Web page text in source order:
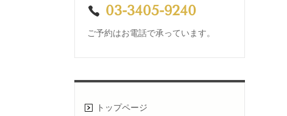
03-3405-9240
ご予約はお電話で承っています。
トップページ